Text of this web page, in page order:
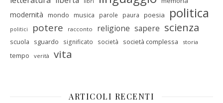
modernità mondo musica parole paura poesia politica
politici potere racconto religione sapere scienza
scuola sguardo significato società società complessa storia
tempo verità vita
ARTICOLI RECENTI